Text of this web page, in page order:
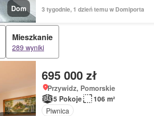
Dom 3 tygodnie, 1 dzień temu w Domiporta
Mieszkanie
289 wyniki
695 000 zł
Przywidz, Pomorskie
5 Pokoje
106 m²
Piwnica